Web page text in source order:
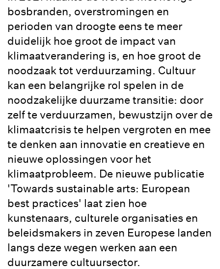
bosbranden, overstromingen en
perioden van droogte eens te meer
duidelijk hoe groot de impact van
klimaatverandering is, en hoe groot de
noodzaak tot verduurzaming. Cultuur
kan een belangrijke rol spelen in de
noodzakelijke duurzame transitie: door
zelf te verduurzamen, bewustzijn over de
klimaatcrisis te helpen vergroten en mee
te denken aan innovatie en creatieve en
nieuwe oplossingen voor het
klimaatprobleem. De nieuwe publicatie
'Towards sustainable arts: European
best practices' laat zien hoe
kunstenaars, culturele organisaties en
beleidsmakers in zeven Europese landen
langs deze wegen werken aan een
duurzamere cultuursector.